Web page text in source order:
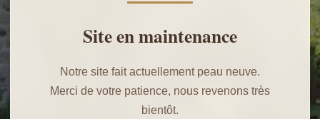
Site en maintenance
Notre site fait actuellement peau neuve.
Merci de votre patience, nous revenons très
bientôt.